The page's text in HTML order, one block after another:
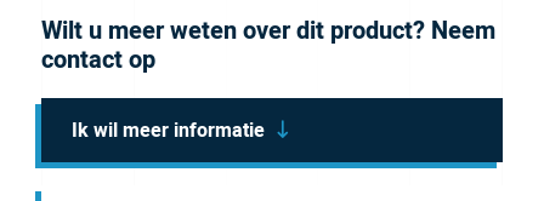
This also comes in a 10 pack.Brochure
Wilt u meer weten over dit product? Neem
contact op
Ik wil meer informatie